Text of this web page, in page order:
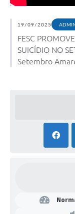
19/09/2025
FESC
SUICÍDIO NO
Setembro